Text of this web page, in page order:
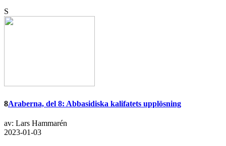
S
8Araberna, del 8: Abbasidiska kalifatets upplösning
av: Lars Hammarén
2023-01-03